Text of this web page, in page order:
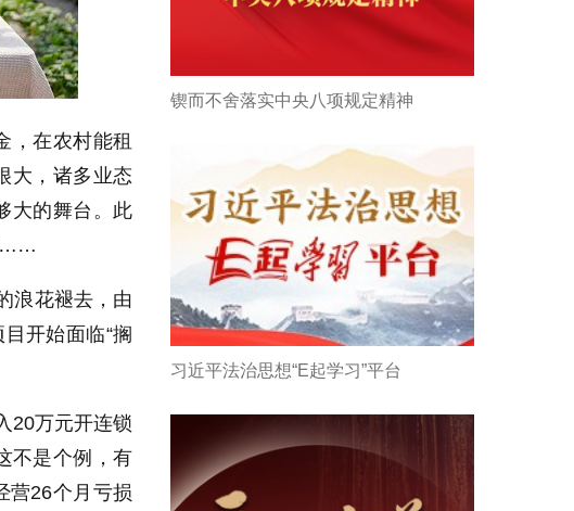
，在农村能租
大，诸多业态
大的舞台。此
……
浪花褪去，由
开始面临“搁
20万元开连锁
不是个例，有
营26个月亏损
锲而不舍落实中央八项规定精神
习近平法治思想“E起学习”平台